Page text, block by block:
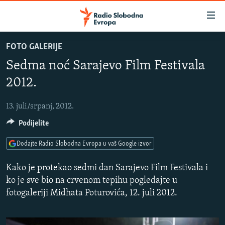
na
glavni
sadržaj
na
navigaciju
Pređite
na
pretragu
BOSNA I HERCEGOVINA
SRBIJA
KOSOVO
CRNA GORA
VIZUELNO
VIDEO
FOTOGALERIJE
INFOGRAFIKE
PODCASTI
RAT U UKRAJINI
KINA NA BALKANU
RSE PRIČE IZ SVIJETA
FOTO GALERIJE
Sedma noć Sarajevo Film Festivala
2012.
13. juli/srpanj, 2012.
Kako je protekao sedmi dan Sarajevo Film Festivala i
ko je sve bio na crvenom tepihu pogledajte u
fotogaleriji Midhata Poturovića, 12. juli 2012.
Podijelite
Dodajte Radio Slobodna Evropa u vaš Google izvor
Spotify
YouTube